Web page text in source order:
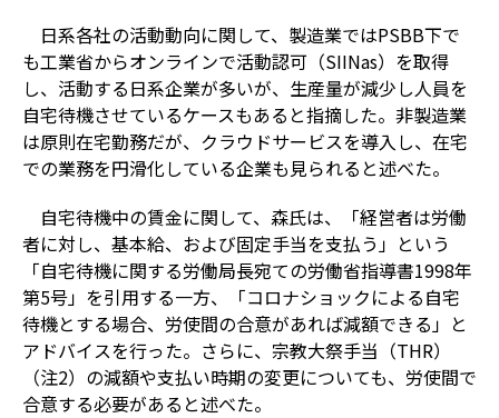
日系各社の活動動向に関して、製造業ではPSBB下で
も工業省からオンラインで活動認可（SIINas）を取得
し、活動する日系企業が多いが、生産量が減少し人員を
自宅待機させているケースもあると指摘した。非製造業
は原則在宅勤務だが、クラウドサービスを導入し、在宅
での業務を円滑化している企業も見られると述べた。
自宅待機中の賃金に関して、森氏は、「経営者は労働
者に対し、基本給、および固定手当を支払う」という
「自宅待機に関する労働局長宛ての労働省指導書1998年
第5号」を引用する一方、「コロナショックによる自宅
待機とする場合、労使間の合意があれば減額できる」と
アドバイスを行った。さらに、宗教大祭手当（THR）
（注2）の減額や支払い時期の変更についても、労使間で
合意する必要があると述べた。